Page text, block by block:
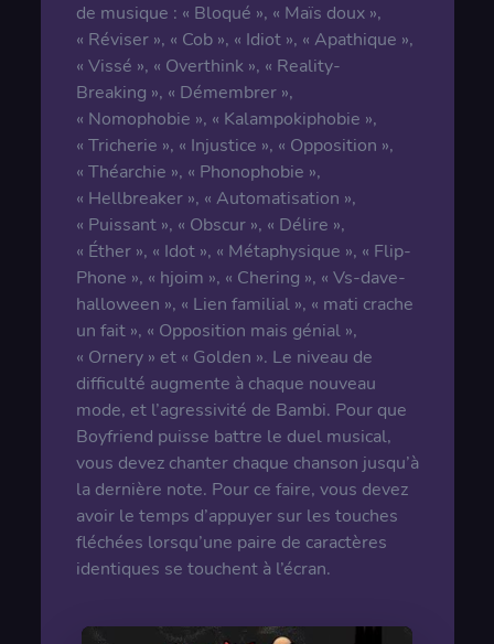
de musique : « Bloqué », « Maïs doux »,
« Réviser », « Cob », « Idiot », « Apathique »,
« Vissé », « Overthink », « Reality-
Breaking », « Démembrer »,
« Nomophobie », « Kalampokiphobie »,
« Tricherie », « Injustice », « Opposition »,
« Théarchie », « Phonophobie »,
« Hellbreaker », « Automatisation »,
« Puissant », « Obscur », « Délire »,
« Éther », « Idot », « Métaphysique », « Flip-
Phone », « hjoim », « Chering », « Vs-dave-
halloween », « Lien familial », « mati crache
un fait », « Opposition mais génial »,
« Ornery » et « Golden ». Le niveau de
difficulté augmente à chaque nouveau
mode, et l’agressivité de Bambi. Pour que
Boyfriend puisse battre le duel musical,
vous devez chanter chaque chanson jusqu’à
la dernière note. Pour ce faire, vous devez
avoir le temps d’appuyer sur les touches
fléchées lorsqu’une paire de caractères
identiques se touchent à l’écran.